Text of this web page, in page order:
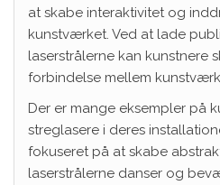
at skabe interaktivitet og
kunstværket. Ved at lade
laserstrålerne kan kunstnere
forbindelse mellem
Der er mange eksempler på
streglasere i deres
fokuseret på at skabe
laserstrålerne danser og